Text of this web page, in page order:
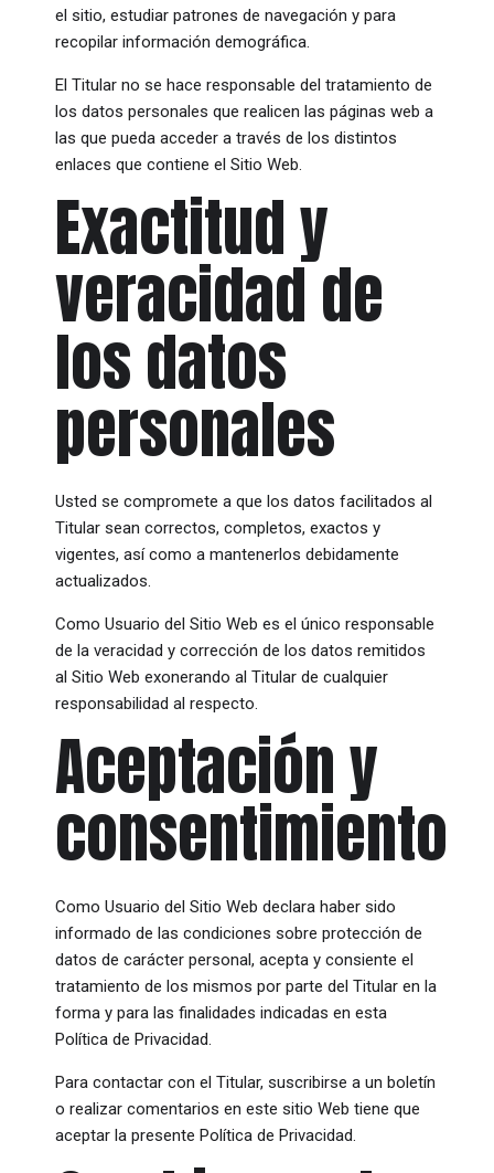
el sitio, estudiar patrones de navegación y para
recopilar información demográfica.
El Titular no se hace responsable del tratamiento de
los datos personales que realicen las páginas web a
las que pueda acceder a través de los distintos
enlaces que contiene el Sitio Web.
Exactitud y
veracidad de
los datos
personales
Usted se compromete a que los datos facilitados al
Titular sean correctos, completos, exactos y
vigentes, así como a mantenerlos debidamente
actualizados.
Como Usuario del Sitio Web es el único responsable
de la veracidad y corrección de los datos remitidos
al Sitio Web exonerando al Titular de cualquier
responsabilidad al respecto.
Aceptación y
consentimiento
Como Usuario del Sitio Web declara haber sido
informado de las condiciones sobre protección de
datos de carácter personal, acepta y consiente el
tratamiento de los mismos por parte del Titular en la
forma y para las finalidades indicadas en esta
Política de Privacidad.
Para contactar con el Titular, suscribirse a un boletín
o realizar comentarios en este sitio Web tiene que
aceptar la presente Política de Privacidad.